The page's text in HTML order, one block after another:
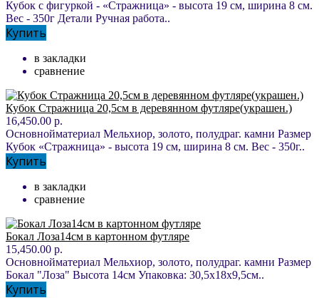
Кубок с фигуркой - «Стражница» - высота 19 см, ширина 8 см.
Вес - 350г Детали Ручная работа..
Купить
в закладки
сравнение
Кубок Стражница 20,5см в деревянном футляре(украшен.)
16,450.00 р.
Основнойматериал Мельхиор, золото, полудраг. камни Размер
Кубок «Стражница» - высота 19 см, ширина 8 см. Вес - 350г..
Купить
в закладки
сравнение
Бокал Лоза14см в картонном футляре
15,450.00 р.
Основнойматериал Мельхиор, золото, полудраг. камни Размер
Бокал "Лоза" Высота 14см Упаковка: 30,5х18х9,5см..
Купить